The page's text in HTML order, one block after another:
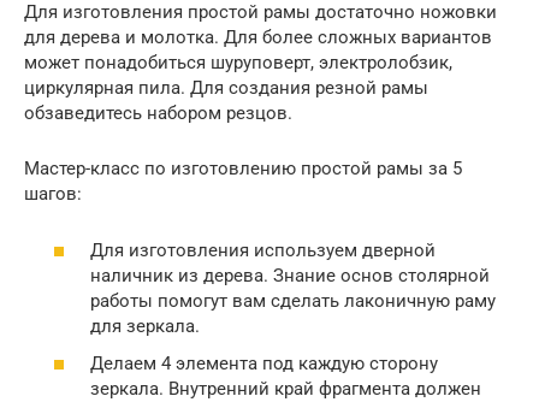
Для изготовления простой рамы достаточно ножовки
для дерева и молотка. Для более сложных вариантов
может понадобиться шуруповерт, электролобзик,
циркулярная пила. Для создания резной рамы
обзаведитесь набором резцов.
Мастер-класс по изготовлению простой рамы за 5
шагов:
Для изготовления используем дверной
наличник из дерева. Знание основ столярной
работы помогут вам сделать лаконичную раму
для зеркала.
Делаем 4 элемента под каждую сторону
зеркала. Внутренний край фрагмента должен